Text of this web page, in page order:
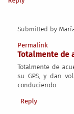
Submitted by
In reply to
Permalink
Totalmente de
Totalmente de
su GPS, y dan
conduciendo.
Reply